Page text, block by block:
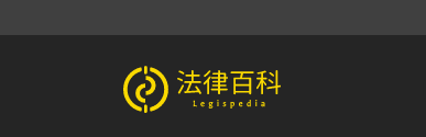
法律百科 Legispedia